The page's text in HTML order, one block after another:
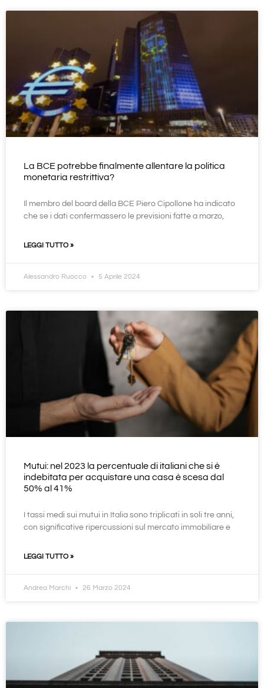
La BCE potrebbe finalmente allentare la politica
monetaria restrittiva?
Il membro del board della BCE Piero Cipollone ha indicato
che se i dati confermassero le previsioni fatte a marzo,
LEGGI TUTTO »
Alessandro Ruocco 5 Aprile 2024
Mutui: nel 2023 la percentuale di italiani che si è
indebitata per acquistare una casa è scesa dal
50% al 41%
I tassi medi sui mutui in Italia sono triplicati in soli tre anni,
con significative ripercussioni sul mercato immobiliare e
LEGGI TUTTO »
Andrea Marchi 26 Marzo 2024